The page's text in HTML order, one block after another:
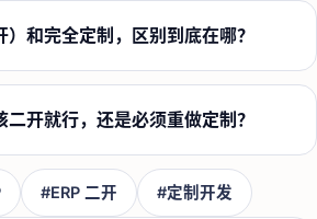
和完全定制，区别到底在哪？
二开就行，还是必须重做定制？
#ERP 二开 #定制开发